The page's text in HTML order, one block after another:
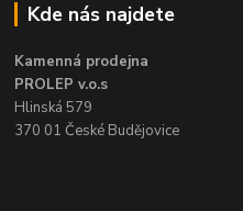
Kde nás najdete
Kamenná prodejna
PROLEP v.o.s
Hlinská 579
370 01 České Budějovice